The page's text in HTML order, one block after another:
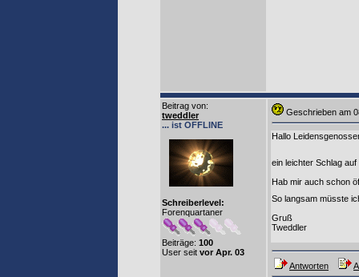
Beitrag von:
tweddler
... ist OFFLINE
Schreiberlevel:
Forenquartaner
Beiträge: 100
User seit vor Apr. 03
Geschrieben am
Hallo
ein leichter Schlag
Hab mir auch schon
So langsam müsste
Gruß
Tweddler
Antworten